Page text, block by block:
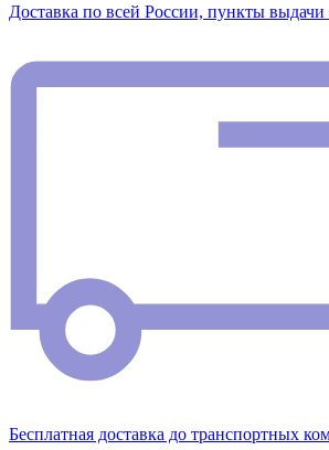
Доставка по всей России, пункты
Бесплатная доставка до транспортных